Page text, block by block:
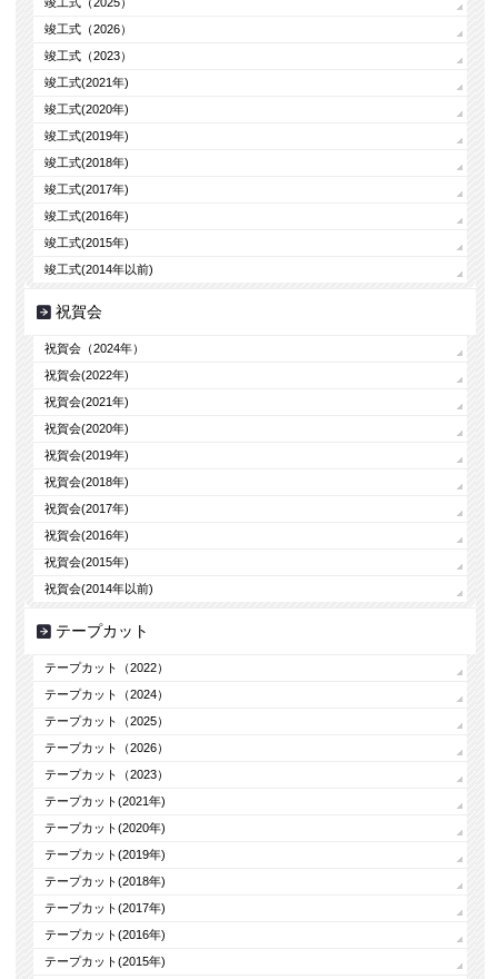
竣工式（2026）
竣工式（2023）
竣工式(2021年)
竣工式(2020年)
竣工式(2019年)
竣工式(2018年)
竣工式(2017年)
竣工式(2016年)
竣工式(2015年)
竣工式(2014年以前)
祝賀会
祝賀会（2024年）
祝賀会(2022年)
祝賀会(2021年)
祝賀会(2020年)
祝賀会(2019年)
祝賀会(2018年)
祝賀会(2017年)
祝賀会(2016年)
祝賀会(2015年)
祝賀会(2014年以前)
テープカット
テープカット（2022）
テープカット（2024）
テープカット（2025）
テープカット（2026）
テープカット（2023）
テープカット(2021年)
テープカット(2020年)
テープカット(2019年)
テープカット(2018年)
テープカット(2017年)
テープカット(2016年)
テープカット(2015年)